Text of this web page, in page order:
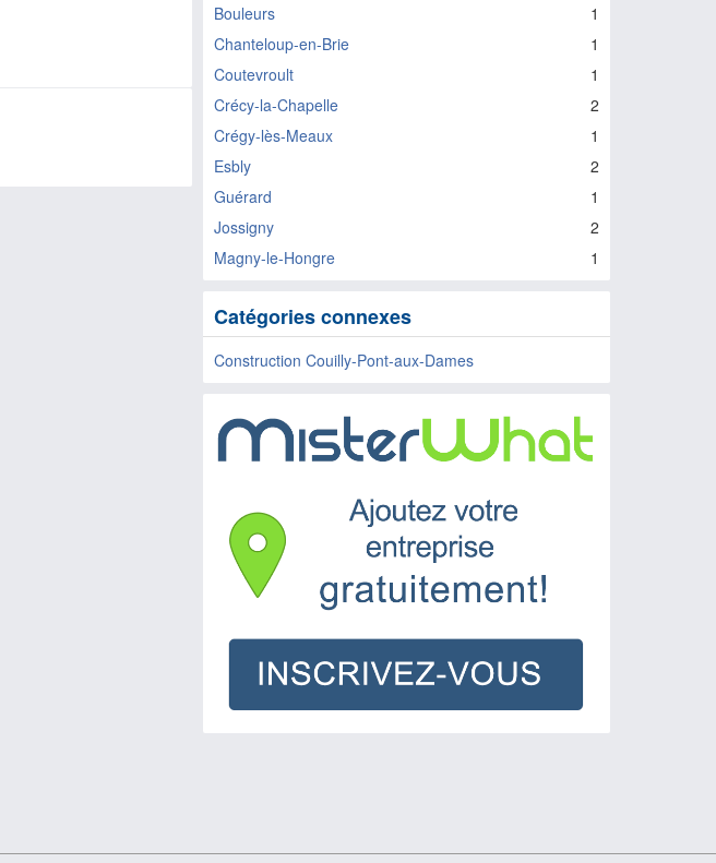
Bouleurs
1
Chanteloup-en-Brie
1
Coutevroult
1
Crécy-la-Chapelle
2
Crégy-lès-Meaux
1
Esbly
2
Guérard
1
Jossigny
2
Magny-le-Hongre
1
Catégories connexes
Construction Couilly-Pont-aux-Dames